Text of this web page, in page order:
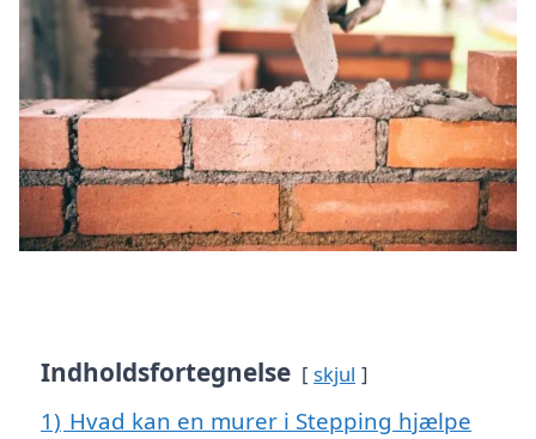
Indholdsfortegnelse skjul
1) Hvad kan en murer i Stepping hjælpe